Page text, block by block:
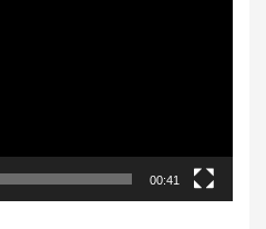
00:41